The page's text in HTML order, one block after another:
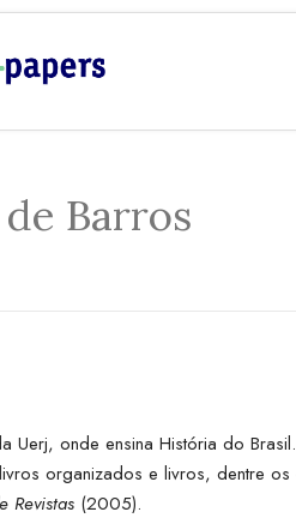
Barros
onde ensina História do
organizados e livros, dentre os
Revistas (2005).